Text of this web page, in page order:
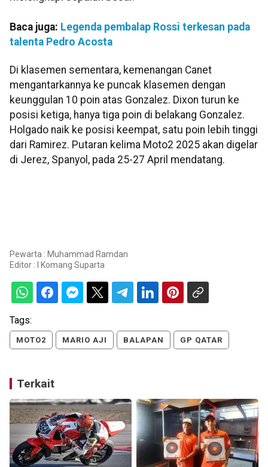
Baca juga: Legenda pembalap Rossi terkesan pada
talenta Pedro Acosta
Di klasemen sementara, kemenangan Canet
mengantarkannya ke puncak klasemen dengan
keunggulan 10 poin atas Gonzalez. Dixon turun ke
posisi ketiga, hanya tiga poin di belakang Gonzalez.
Holgado naik ke posisi keempat, satu poin lebih tinggi
dari Ramirez. Putaran kelima Moto2 2025 akan digelar
di Jerez, Spanyol, pada 25-27 April mendatang.
Pewarta : Muhammad Ramdan
Editor :
I Komang Suparta
Tags:
MOTO2 MARIO AJI BALAPAN GP QATAR
Terkait